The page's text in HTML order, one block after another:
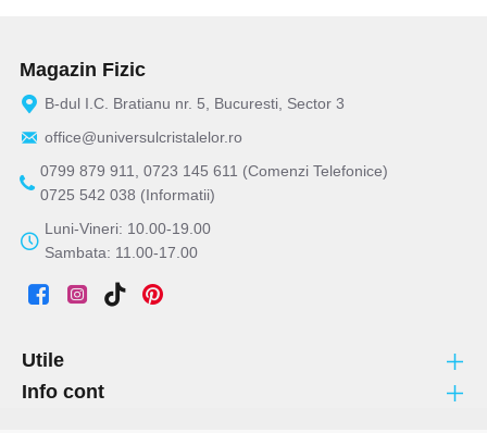
Magazin Fizic
B-dul I.C. Bratianu nr. 5, Bucuresti, Sector 3
office@universulcristalelor.ro
0799 879 911, 0723 145 611 (Comenzi Telefonice)
0725 542 038 (Informatii)
Luni-Vineri: 10.00-19.00
Sambata: 11.00-17.00
Utile
Info cont